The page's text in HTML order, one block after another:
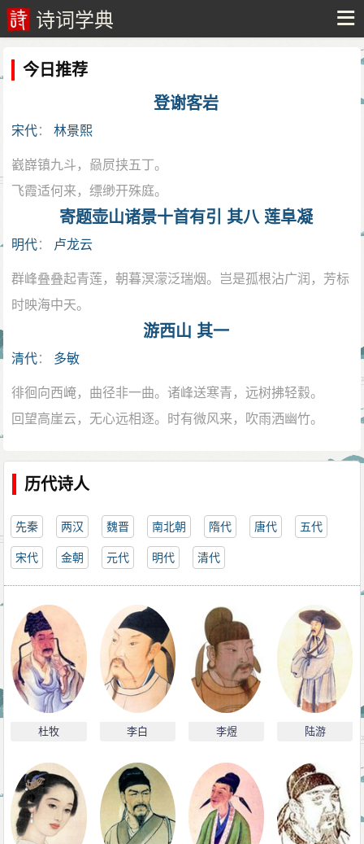
诗词学典
今日推荐
登谢客岩
宋代：林景熙
巀嶭镇九斗，赑屃挟五丁。
飞霞适何来，缥缈开殊庭。
永怀谢康乐，坐啸山水城。
旷代得真契，登临有余情。
松风洒六月，使我毛骨清。
猿鸟亦仙意，人生胡营营。
石麟卧荒麓，问此谁氏茔。
华朽变百年，所宝非修名。
乃知钟鼎贵，不如芝薇馨。
倚杖空叹息，洞口云冥冥。
寄题壶山诸景十首有引 其八 莲阜凝
明代： 卢龙云
群峰叠叠起青莲，朝暮溟濛泛瑞烟。岂是孤根沾广润，芳标
时映海中天。
游西山 其一
清代： 多敏
徘徊向西崦，曲径非一曲。诸峰送寒青，远树拂轻縠。
回望高崖云，无心远相逐。时有微风来，吹雨洒幽竹。
稍自理蜡屐，行将悟金栗。萧然空尘思，四顾悄山绿。
历代诗人
先秦 两汉 魏晋 南北朝 隋代 唐代 五代
宋代 金朝 元代 明代 清代
杜牧 李白 李煜 陆游